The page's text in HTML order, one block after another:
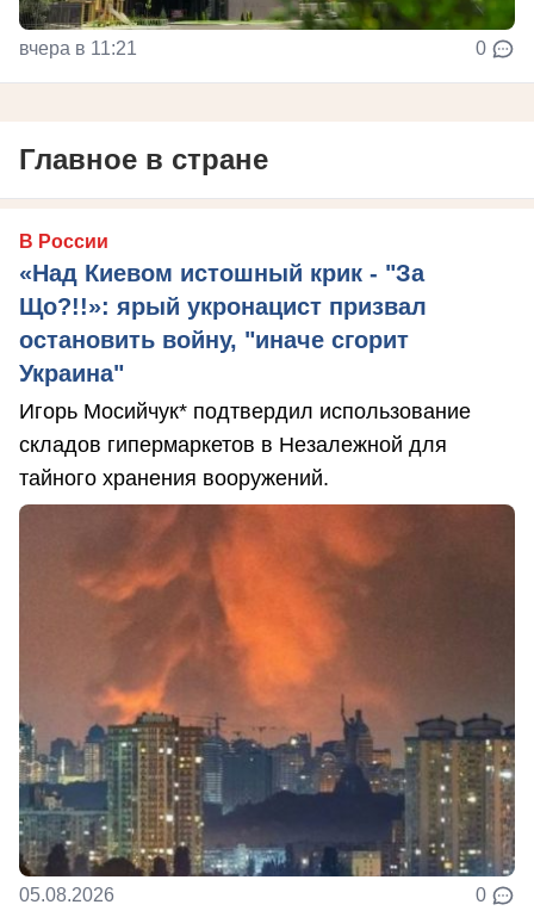
вчера в 11:21 0
Главное в стране
В России
«Над Киевом истошный крик - "За
Що?!!»: ярый укронацист призвал
остановить войну, "иначе сгорит
Украина"
Игорь Мосийчук* подтвердил использование
складов гипермаркетов в Незалежной для
тайного хранения вооружений.
05.08.2026 0